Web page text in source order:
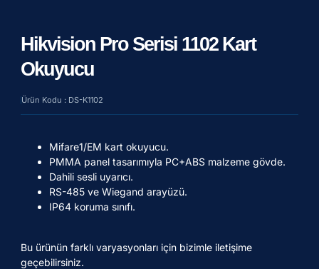
Hikvision Pro Serisi 1102 Kart
Okuyucu
Ürün Kodu : DS-K1102
Mifare1/EM kart okuyucu.
PMMA panel tasarımıyla PC+ABS malzeme gövde.
Dahili sesli uyarıcı.
RS-485 ve Wiegand arayüzü.
IP64 koruma sınıfı.
Bu ürünün farklı varyasyonları için bizimle iletişime
geçebilirsiniz.